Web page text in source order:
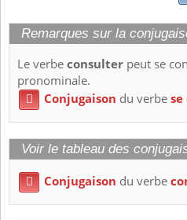
Remarques sur la
Le verbeconsulter peut se
pronominale.
 Conjugaison du verbe
Voir le tableau des
 Conjugaison du verbe